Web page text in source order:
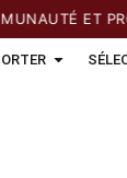
ET